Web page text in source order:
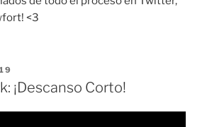
<3
¡Descanso Corto!